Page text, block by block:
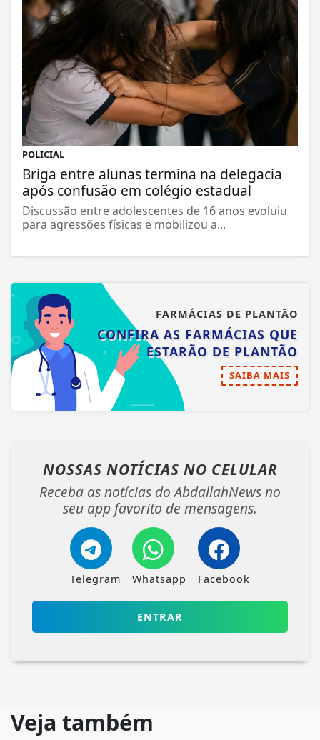
POLICIAL
Briga entre alunas termina na delegacia
após confusão em colégio estadual
Discussão entre adolescentes de 16 anos evoluiu
para agressões físicas e mobilizou a...
FARMÁCIAS DE PLANTÃO
CONFIRA AS FARMÁCIAS QUE
ESTARÃO DE PLANTÃO
SAIBA MAIS
NOSSAS NOTÍCIAS NO CELULAR
Receba as notícias do AbdallahNews no
seu app favorito de mensagens.
Telegram Whatsapp Facebook
ENTRAR
Veja também